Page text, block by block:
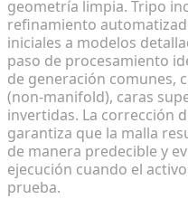
geometría limpia. Tripo
refinamiento
iniciales a modelos
paso de procesamiento
de generación comunes,
(non-manifold), caras
invertidas. La corrección
garantiza que la malla
de manera predecible y
ejecución cuando el
prueba.